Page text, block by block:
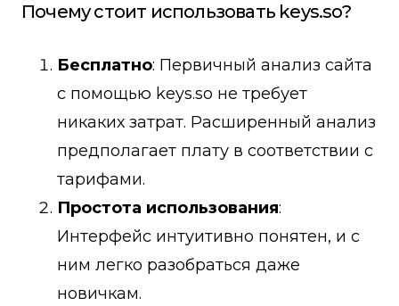
Почему стоит использовать keys.so?
Бесплатно: Первичный анализ сайта
с помощью keys.so не требует
никаких затрат. Расширенный анализ
предполагает плату в соответствии с
тарифами.
Простота использования:
Интерфейс интуитивно понятен, и с
ним легко разобраться даже
новичкам.